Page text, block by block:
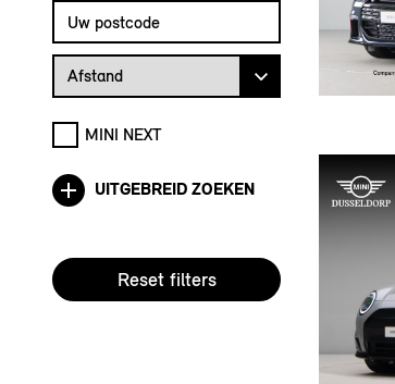
Vul uw postcode in om de dichtstbijzijnde MINI
Afstand van uw postcode tot de MINI Dealer
Afstand
MINI NEXT
UITGEBREID ZOEKEN
Reset filters